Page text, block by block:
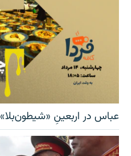
عباس در اربعینِ «شیطون‌بلا»